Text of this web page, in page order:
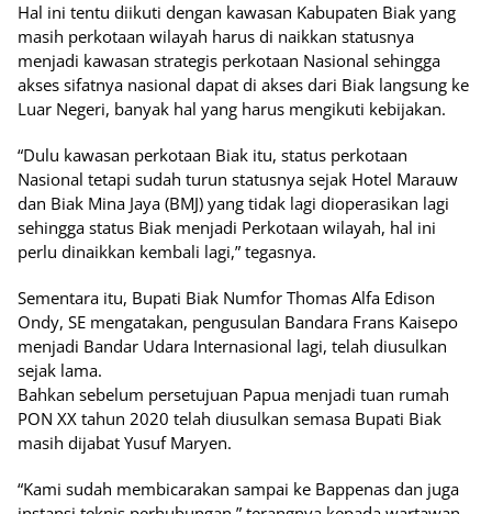
Hal ini tentu diikuti dengan kawasan Kabupaten Biak yang
masih perkotaan wilayah harus di naikkan statusnya
menjadi kawasan strategis perkotaan Nasional sehingga
akses sifatnya nasional dapat di akses dari Biak langsung ke
Luar Negeri, banyak hal yang harus mengikuti kebijakan.
“Dulu kawasan perkotaan Biak itu, status perkotaan
Nasional tetapi sudah turun statusnya sejak Hotel Marauw
dan Biak Mina Jaya (BMJ) yang tidak lagi dioperasikan lagi
sehingga status Biak menjadi Perkotaan wilayah, hal ini
perlu dinaikkan kembali lagi,” tegasnya.
Sementara itu, Bupati Biak Numfor Thomas Alfa Edison
Ondy, SE mengatakan, pengusulan Bandara Frans Kaisepo
menjadi Bandar Udara Internasional lagi, telah diusulkan
sejak lama.
Bahkan sebelum persetujuan Papua menjadi tuan rumah
PON XX tahun 2020 telah diusulkan semasa Bupati Biak
masih dijabat Yusuf Maryen.
“Kami sudah membicarakan sampai ke Bappenas dan juga